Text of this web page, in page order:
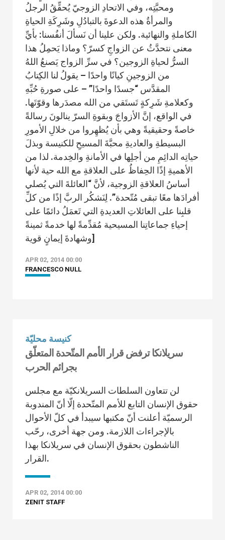
ومحبَّتِه، وفي الاتحادِ الزوجيّ يُحقِّقُ الرجلُ
والمرأةُ هذه الدعوةَ بالتبادُلِ وشَرِكَةِ الحياةِ
الكاملةِ والنهائية. ولكن علينا أن نَسألَ أنفُسنا: بأيِّ
معنى نتحدَّثُ عن الزواجِ كسرّ؟ وماذا يَحمِلُ هذا
السرُّ لحياةِ الزوجين؟ في سرِّ الزواج يَصنعُ اللهُ
من الزوجينِ كيانًا واحدًا – يقولُ لنا الكِتابُ
المقدَّس “جسدًا واحدًا” – على صورةِ حُبِّهِ
وكعلامةِ شَرِكةٍ تَستَقي من الله مصدَرها وقوّتَها.
في الواقع، إنَّ الأزواجَ وبقوةِ السرّ ينالونَ رسالةً
خاصةً وحقيقيةً وهي بأن يُظهِروا من خلالِ الأمورِ
البسيطةِ والعاديةِ محبَّةَ المسيحِ للكنيسة وبذلَ
حياتِه الدائِمِ من أجلِها في الأمانةِ والخِدمة. لذا من
الأهميةِ إذًا الحِفاظُ على العلاقةِ مع الله حية لأنها
أساسُ العلاقةِ الزوجية، لأنَّ “العائلةَ التي يُصلي
أفرادَها معًا تبقى مُتّحدة”. لِنَشكُر الربَّ إذًا من كلِّ
قلبِنا على العائلاتِ العديدةِ التي تَعمَلُ دائمًا على
إحياءِ جماعاتِنا المسيحية مُقدِّمةً لها خدمةً ثمينةً
وشهادةَ إيمانٍ قوية]
APR 02, 2014 00:00
FRANCESCO NULL
كنيسة محليّة
سريلانكا ترفض قرار الأمم المتّحدة المتعلّق
بجرائم الحرب
لن تتعاون السلطات السريلانكيّة مع مجلس
حقوق الإنسان التابع للأمم المتّحدة إلّا أنّ المندوبة
الرسميّة أعلنت أنّ مكتبها سيبدأ في كلّ الأحوال
بالإجراءات اللازمة. ومن جهة أخرى، رحّب
الناشطون بحقوق الإنسان في سريلانكا بهذا
القرار.
APR 02, 2014 00:00
ZENIT STAFF